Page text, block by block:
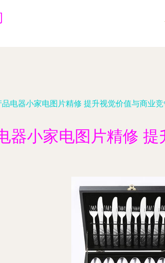
电器小家电图片精修 提升视觉价值与商业
器小家电图片精修